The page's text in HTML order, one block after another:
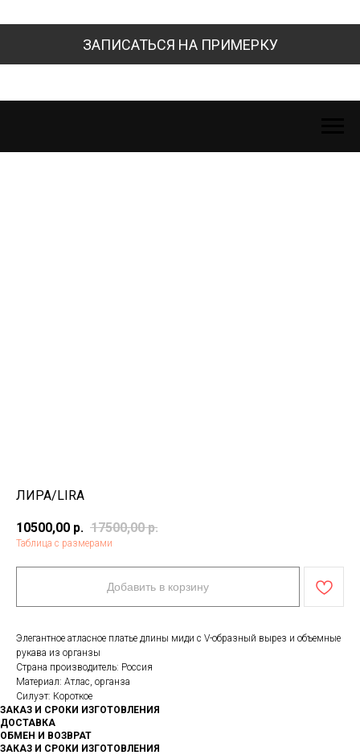
ЗАПИСАТЬСЯ НА ПРИМЕРКУ
ЛИРА/LIRA
10500,00 р. 17500,00 р.
Таблица с размерами
Добавить в корзину
Элегантное атласное платье длины миди с V-образный вырез и объемные
рукава из органзы
Страна производитель: Россия
Материал: Атлас, органза
Силуэт: Короткое
ЗАКАЗ И СРОКИ ИЗГОТОВЛЕНИЯ
ДОСТАВКА
ОБМЕН И ВОЗВРАТ
ЗАКАЗ И СРОКИ ИЗГОТОВЛЕНИЯ